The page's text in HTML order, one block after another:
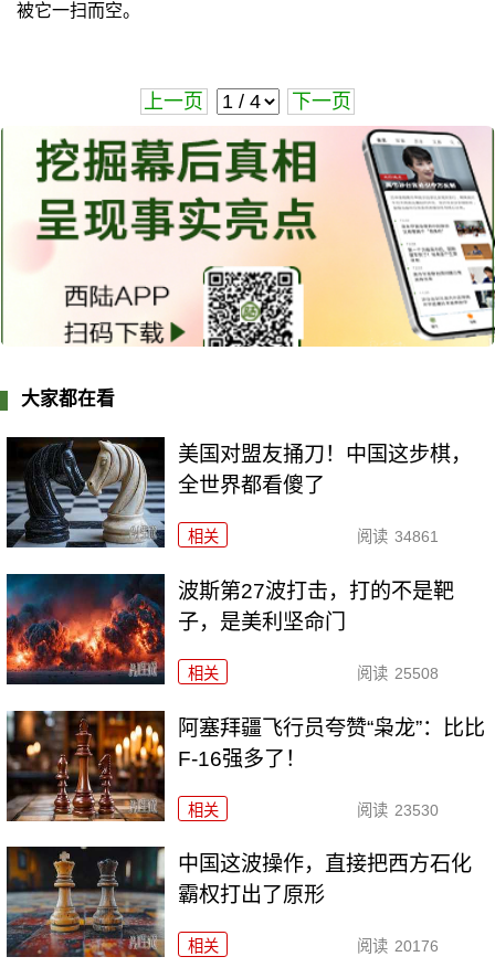
被它一扫而空。
上一页 下一页
大家都在看
美国对盟友捅刀！中国这步棋，
全世界都看傻了
相关 阅读 34861
波斯第27波打击，打的不是靶
子，是美利坚命门
相关 阅读 25508
阿塞拜疆飞行员夸赞“枭龙”：比比
F-16强多了！
相关 阅读 23530
中国这波操作，直接把西方石化
霸权打出了原形
相关 阅读 20176